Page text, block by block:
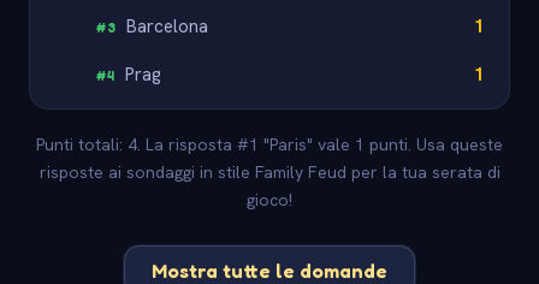
#3 Barcelona 1
#4 Prag 1
Punti totali: 4. La risposta #1 "Paris" vale 1 punti. Usa queste
risposte ai sondaggi in stile Family Feud per la tua serata di
gioco!
Mostra tutte le domande